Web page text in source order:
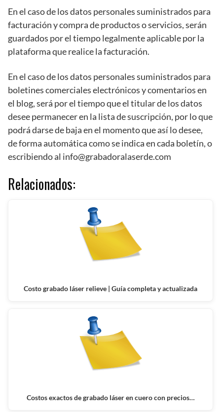
En el caso de los datos personales suministrados para
facturación y compra de productos o servicios, serán
guardados por el tiempo legalmente aplicable por la
plataforma que realice la facturación.
En el caso de los datos personales suministrados para
boletines comerciales electrónicos y comentarios en
el blog, será por el tiempo que el titular de los datos
desee permanecer en la lista de suscripción, por lo que
podrá darse de baja en el momento que así lo desee,
de forma automática como se indica en cada boletín, o
escribiendo al info@grabadoralaserde.com
Relacionados:
Costo grabado láser relieve | Guía completa y actualizada
Costos exactos de grabado láser en cuero con precios…